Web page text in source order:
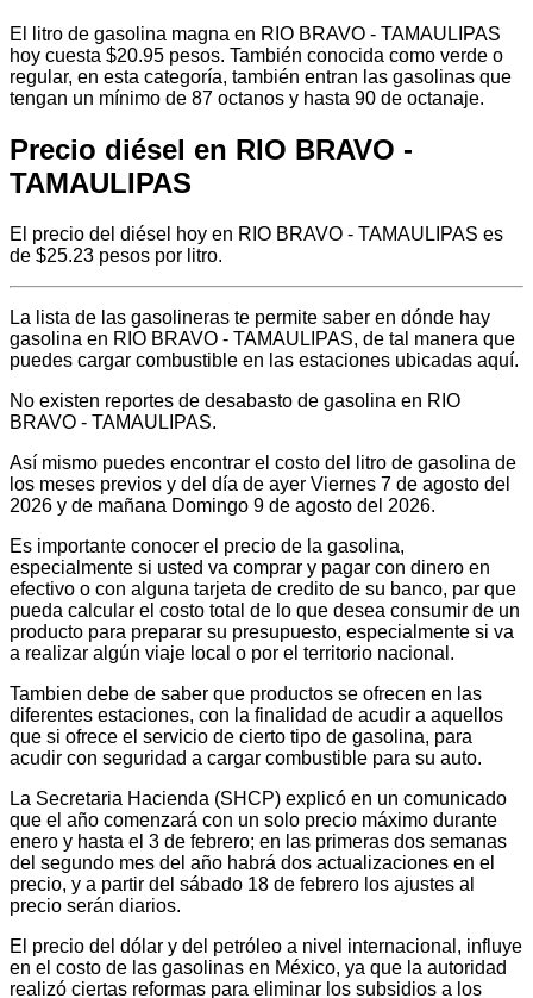
El litro de gasolina magna en RIO BRAVO - TAMAULIPAS
hoy cuesta $20.95 pesos. También conocida como verde o
regular, en esta categoría, también entran las gasolinas que
tengan un mínimo de 87 octanos y hasta 90 de octanaje.
Precio diésel en RIO BRAVO -
TAMAULIPAS
El precio del diésel hoy en RIO BRAVO - TAMAULIPAS es
de $25.23 pesos por litro.
La lista de las gasolineras te permite saber en dónde hay
gasolina en RIO BRAVO - TAMAULIPAS, de tal manera que
puedes cargar combustible en las estaciones ubicadas aquí.
No existen reportes de desabasto de gasolina en RIO
BRAVO - TAMAULIPAS.
Así mismo puedes encontrar el costo del litro de gasolina de
los meses previos y del día de ayer Viernes 7 de agosto del
2026 y de mañana Domingo 9 de agosto del 2026.
Es importante conocer el precio de la gasolina,
especialmente si usted va comprar y pagar con dinero en
efectivo o con alguna tarjeta de credito de su banco, par que
pueda calcular el costo total de lo que desea consumir de un
producto para preparar su presupuesto, especialmente si va
a realizar algún viaje local o por el territorio nacional.
Tambien debe de saber que productos se ofrecen en las
diferentes estaciones, con la finalidad de acudir a aquellos
que si ofrece el servicio de cierto tipo de gasolina, para
acudir con seguridad a cargar combustible para su auto.
La Secretaria Hacienda (SHCP) explicó en un comunicado
que el año comenzará con un solo precio máximo durante
enero y hasta el 3 de febrero; en las primeras dos semanas
del segundo mes del año habrá dos actualizaciones en el
precio, y a partir del sábado 18 de febrero los ajustes al
precio serán diarios.
El precio del dólar y del petróleo a nivel internacional, influye
en el costo de las gasolinas en México, ya que la autoridad
realizó ciertas reformas para eliminar los subsidios a los